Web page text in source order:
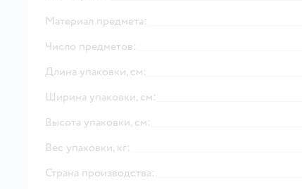
Материал предмета:
Число предметов:
Длина упаковки, см:
Ширина упаковки, см:
Высота упаковки, см:
Вес упаковки, кг:
Страна производства: